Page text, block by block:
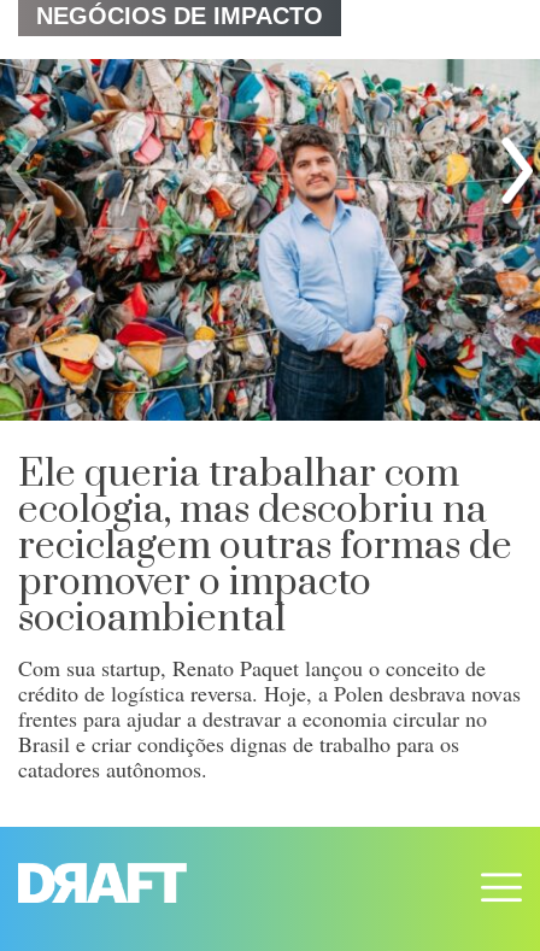
NEGÓCIOS DE IMPACTO
Ele queria trabalhar com
ecologia, mas descobriu na
reciclagem outras formas de
promover o impacto
socioambiental
Com sua startup, Renato Paquet lançou o conceito de
crédito de logística reversa. Hoje, a Polen desbrava novas
frentes para ajudar a destravar a economia circular no
Brasil e criar condições dignas de trabalho para os
catadores autônomos.